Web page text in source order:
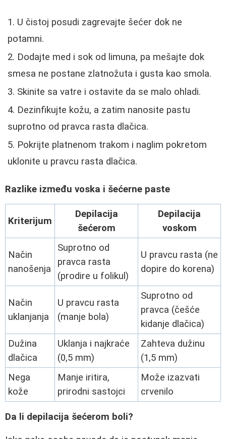
U čistoj posudi zagrevajte šećer dok ne
potamni.
Dodajte med i sok od limuna, pa mešajte dok
smesa ne postane zlatnožuta i gusta kao smola.
Skinite sa vatre i ostavite da se malo ohladi.
Dezinfikujte kožu, a zatim nanosite pastu
suprotno od pravca rasta dlačica.
Pokrijte platnenom trakom i naglim pokretom
uklonite u pravcu rasta dlačica.
Razlike između voska i šećerne paste
Kriterijum
Depilacija
šećerom
Depilacija
voskom
Način
nanošenja
Suprotno od
pravca rasta
(prodire u folikul)
U pravcu rasta (ne
dopire do korena)
Način
uklanjanja
U pravcu rasta
(manje bola)
Suprotno od
pravca (češće
kidanje dlačica)
Dužina
dlačica
Uklanja i najkraće
(0,5 mm)
Zahteva dužinu
(1,5 mm)
Nega
kože
Manje iritira,
prirodni sastojci
Može izazvati
crvenilo
Da li depilacija šećerom boli?